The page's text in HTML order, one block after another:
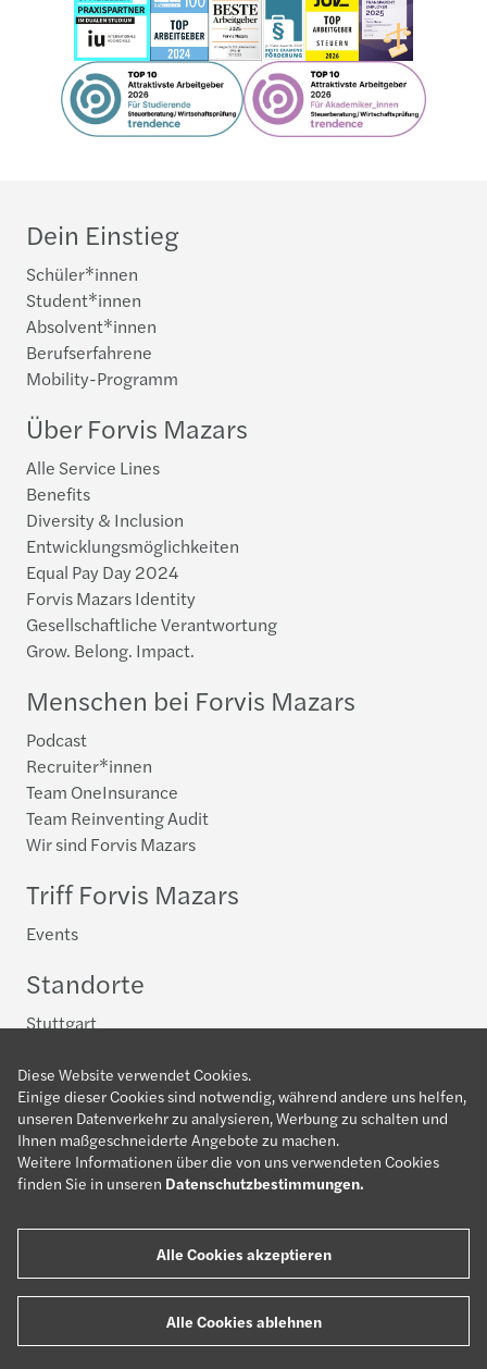
Dein Einstieg
Schüler*innen
Student*innen
Absolvent*innen
Berufserfahrene
Mobility-Programm
Über Forvis Mazars
Alle Service Lines
Benefits
Diversity & Inclusion
Entwicklungsmöglichkeiten
Equal Pay Day 2024
Forvis Mazars Identity
Gesellschaftliche Verantwortung
Grow. Belong. Impact.
Menschen bei Forvis Mazars
Podcast
Recruiter*innen
Team OneInsurance
Team Reinventing Audit
Wir sind Forvis Mazars
Triff Forvis Mazars
Events
Standorte
Stuttgart
Dein Einstieg in die Steuerberatung
Allgemein
Advisory
Compliance
Future Tax
Diese Website verwendet Cookies.
Einige dieser Cookies sind notwendig, während andere uns helfen,
unseren Datenverkehr zu analysieren, Werbung zu schalten und
Ihnen maßgeschneiderte Angebote zu machen.
Weitere Informationen über die von uns verwendeten Cookies
finden Sie in unseren Datenschutzbestimmungen.
Alle Cookies akzeptieren
Alle Cookies ablehnen